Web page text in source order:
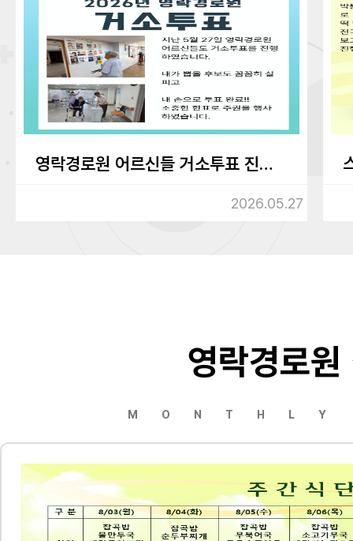
영락경로원 어르신들 거소투표 진행하였습니다.
2026.05.27
영락경로